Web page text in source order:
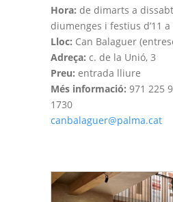
Hora: de dimarts a
diumenges i festius d’11 a
Lloc: Can Balaguer
Adreça: c. de la Unió, 3
Preu: entrada lliure
Més informació: 971 225
1730
canbalaguer@palma.cat